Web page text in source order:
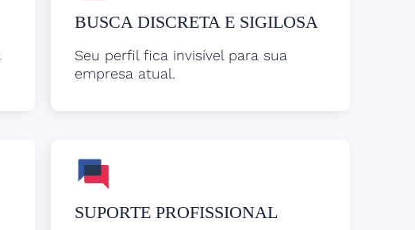
BUSCA DISCRETA E SIGILOSA
Seu perfil fica invisível para sua
empresa atual.
SUPORTE PROFISSIONAL